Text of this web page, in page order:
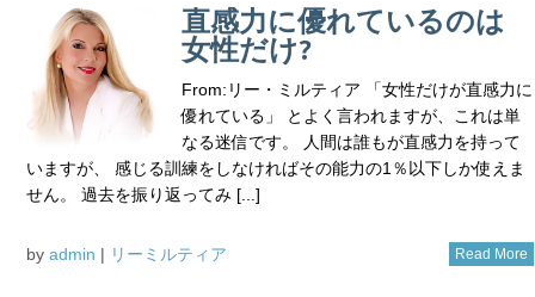
直感力に優れているのは
女性だけ?
From:リー・ミルティア 「女性だけが直感力に
優れている」 とよく言われますが、これは単
なる迷信です。 人間は誰もが直感力を持って
いますが、 感じる訓練をしなければその能力の1％以下しか使えま
せん。 過去を振り返ってみ [...]
by admin | リーミルティア Read More